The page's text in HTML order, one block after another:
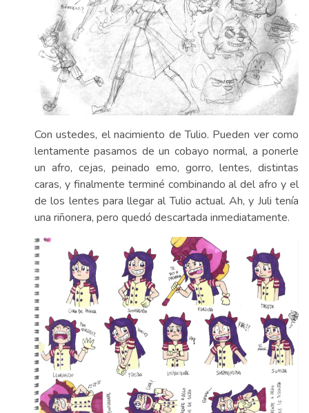
Con ustedes, el nacimiento de Tulio. Pueden ver como
lentamente pasamos de un cobayo normal, a ponerle
un afro, cejas, peinado emo, gorro, lentes, distintas
caras, y finalmente terminé combinando al del afro y el
de los lentes para llegar al Tulio actual. Ah, y Juli tenía
una riñonera, pero quedó descartada inmediatamente.